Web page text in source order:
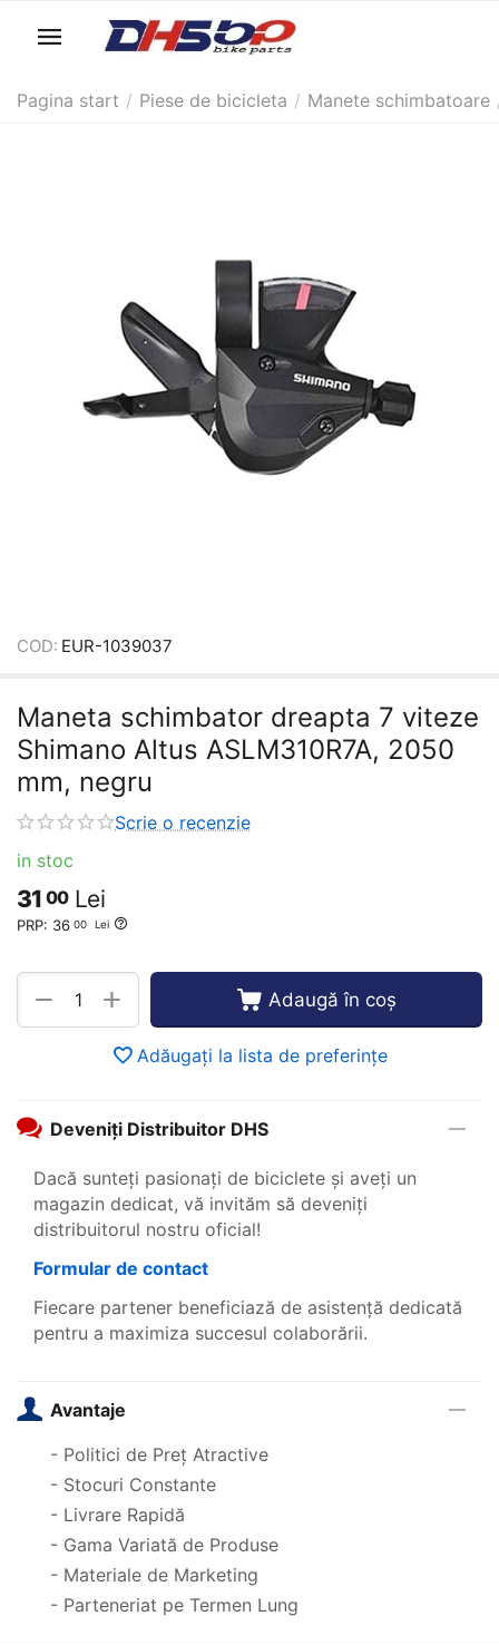
Pagina start / Piese de bicicleta / Manete schimbatoare
COD: EUR-1039037
Maneta schimbator dreapta 7 viteze
Shimano Altus ASLM310R7A, 2050
mm, negru
Scrie o recenzie
in stoc
31 00 Lei
PRP: 36 00 Lei
+
− Adaugă în coș
Adăugați la lista de preferințe
Deveniți Distribuitor DHS
Dacă sunteți pasionați de biciclete și aveți un
magazin dedicat, vă invităm să deveniți
distribuitorul nostru oficial!
Formular de contact
Fiecare partener beneficiază de asistență dedicată
pentru a maximiza succesul colaborării.
Avantaje
- Politici de Preț Atractive
- Stocuri Constante
- Livrare Rapidă
- Gama Variată de Produse
- Materiale de Marketing
- Parteneriat pe Termen Lung